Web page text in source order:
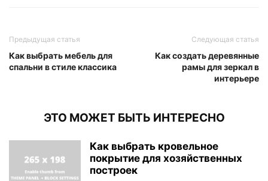
Предыдущая статья
Как выбрать мебель для
спальни в стиле классика
Следующая статья
Как создать деревянные
рамы для зеркал в
интерьере
ЭТО МОЖЕТ БЫТЬ ИНТЕРЕСНО
Как выбрать кровельное
покрытие для хозяйственных
построек